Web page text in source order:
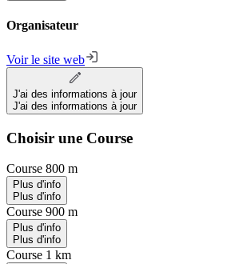
Organisateur
Voir le site web
J'ai des informations à jour
J'ai des informations à jour
Choisir une Course
Course 800 m
Plus d'info
Plus d'info
Course 900 m
Plus d'info
Plus d'info
Course 1 km